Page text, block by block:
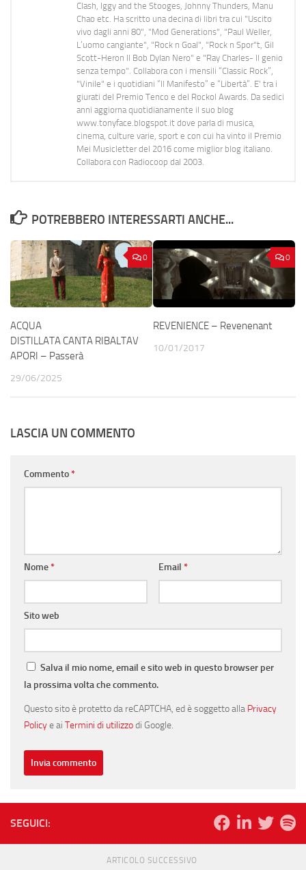
Clash, Iggy and the Stooges, Johnny Thunders, Manu
Chao etc. Ha scritto una decina di libri tra cui "Uscito
vivo dagli anni 80", "Mod Generations", "Paul Weller,
L’uomo cangiante", "Rock n Goal", "Rock n Spor"t, Gil
Scott-Heron Il Bob Dylan Nero" e "Ray Charles- Il genio
senza tempo". Collabora con i mensili “Classic Rock”,
"Vinile" e i quotidiani “Il Manifesto” e “Libertà”. E' tra i
giurati del Premio Tenco e del Rockol Awards. Da sedici
anni aggiorna quotidianamente il suo blog
www.tonyface.blogspot.it dove parla di musica,
cinema, culture varie, sport e con cui ha vinto il Premio
Mei Musicletter del 2016 come miglior blog italiano.
Collabora con Radiocoop dal 2003.
POTREBBERO INTERESSARTI ANCHE...
0
ACQUA
DISTILLATA CANTA RIBALTAV
APORI – Passerà
29/06/2025
0
REVENIENCE – Revenenant
10/01/2017
LASCIA UN COMMENTO
Commento*
Nome* Email *
Sito web
Salva il mio nome, email e sito web in questo browser per
la prossima volta che commento.
Questo sito è protetto da reCAPTCHA, ed è soggetto alla Privacy
Policye ai Termini di utilizzodi Google.
SEGUICI:
ARTICOLO SUCCESSIVO